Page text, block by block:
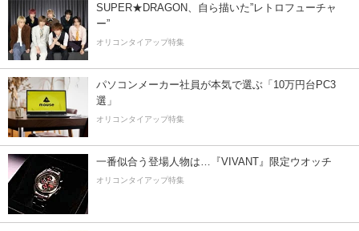
SUPER★DRAGON、自ら描いた”レトロフューチャ
ー”
オリコンタイアップ特集
パソコンメーカー社員が本気で選ぶ「10万円台PC3
選」
オリコンタイアップ特集
一番似合う登場人物は…『VIVANT』限定ウオッチ
オリコンタイアップ特集